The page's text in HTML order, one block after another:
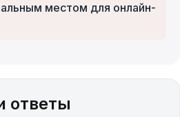
местом для онлайн-
ответы